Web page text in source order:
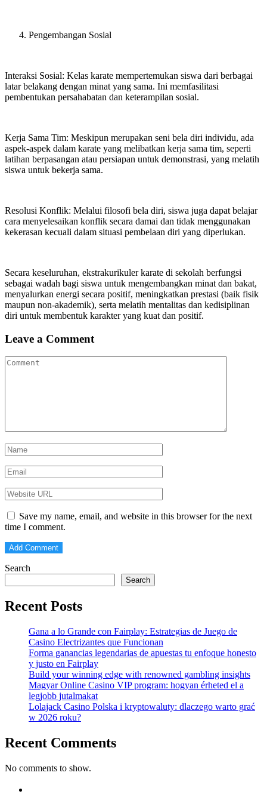
Pengembangan Sosial
Interaksi Sosial: Kelas karate mempertemukan siswa dari berbagai
latar belakang dengan minat yang sama. Ini memfasilitasi
pembentukan persahabatan dan keterampilan sosial.
Kerja Sama Tim: Meskipun merupakan seni bela diri individu, ada
aspek-aspek dalam karate yang melibatkan kerja sama tim, seperti
latihan berpasangan atau persiapan untuk demonstrasi, yang melatih
siswa untuk bekerja sama.
Resolusi Konflik: Melalui filosofi bela diri, siswa juga dapat belajar
cara menyelesaikan konflik secara damai dan tidak menggunakan
kekerasan kecuali dalam situasi pembelaan diri yang diperlukan.
Secara keseluruhan, ekstrakurikuler karate di sekolah berfungsi
sebagai wadah bagi siswa untuk mengembangkan minat dan bakat,
menyalurkan energi secara positif, meningkatkan prestasi (baik fisik
maupun non-akademik), serta melatih mentalitas dan kedisiplinan
diri untuk membentuk karakter yang kuat dan positif.
Leave a Comment
Save my name, email, and website in this browser for the next
time I comment.
Search
Search
Recent Posts
Gana a lo Grande con Fairplay: Estrategias de Juego de
Casino Electrizantes que Funcionan
Forma ganancias legendarias de apuestas tu enfoque honesto
y justo en Fairplay
Build your winning edge with renowned gambling insights
Magyar Online Casino VIP program: hogyan érheted el a
legjobb jutalmakat
Lolajack Casino Polska i kryptowaluty: dlaczego warto grać
w 2026 roku?
Recent Comments
No comments to show.
https://vliblogi.emu.ee/